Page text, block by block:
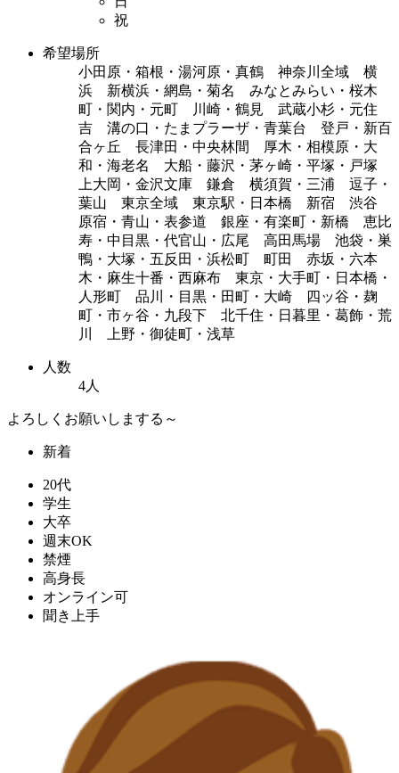
祝
希望場所
小田原・箱根・湯河原・真鶴 神奈川全域 横
浜 新横浜・網島・菊名 みなとみらい・桜木
町・関内・元町 川崎・鶴見 武蔵小杉・元住
吉 溝の口・たまプラーザ・青葉台 登戸・新百
合ヶ丘 長津田・中央林間 厚木・相模原・大
和・海老名 大船・藤沢・茅ヶ崎・平塚・戸塚
上大岡・金沢文庫 鎌倉 横須賀・三浦 逗子・
葉山 東京全域 東京駅・日本橋 新宿 渋谷
原宿・青山・表参道 銀座・有楽町・新橋 恵比
寿・中目黒・代官山・広尾 高田馬場 池袋・巣
鴨・大塚・五反田・浜松町 町田 赤坂・六本
木・麻生十番・西麻布 東京・大手町・日本橋・
人形町 品川・目黒・田町・大崎 四ッ谷・麹
町・市ヶ谷・九段下 北千住・日暮里・葛飾・荒
川 上野・御徒町・浅草
人数
4人
よろしくお願いしまする～
新着
20代
学生
大卒
週末OK
禁煙
高身長
オンライン可
聞き上手